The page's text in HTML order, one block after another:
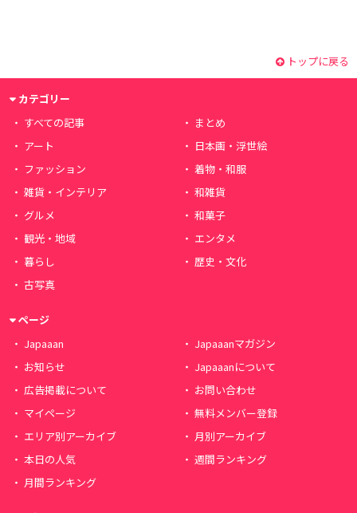
トップに戻る
カテゴリー
すべての記事
まとめ
アート
日本画・浮世絵
ファッション
着物・和服
雑貨・インテリア
和雑貨
グルメ
和菓子
観光・地域
エンタメ
暮らし
歴史・文化
古写真
ページ
Japaaan
Japaaanマガジン
お知らせ
Japaaanについて
広告掲載について
お問い合わせ
マイページ
無料メンバー登録
エリア別アーカイブ
月別アーカイブ
本日の人気
週間ランキング
月間ランキング